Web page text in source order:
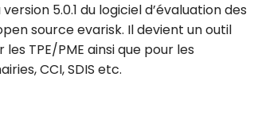
5.0.1 du logiciel d’évaluation des
source evarisk. Il devient un outil
TPE/PME ainsi que pour les
CCI, SDIS etc.